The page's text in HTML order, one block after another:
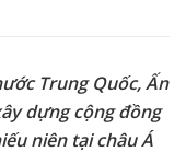
Trung Quốc, Ấn
dựng cộng đồng
niên tại châu Á